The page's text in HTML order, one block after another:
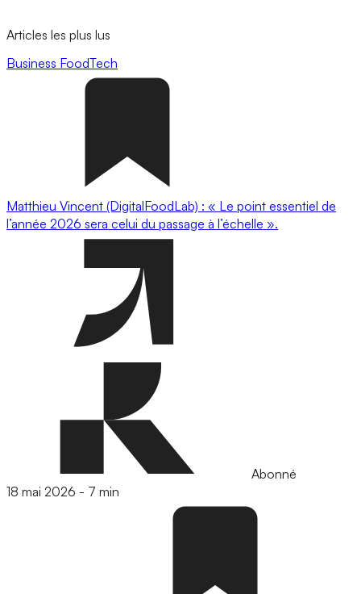
Articles les plus lus
Business FoodTech
Matthieu Vincent (DigitalFoodLab) : « Le point essentiel de
l’année 2026 sera celui du passage à l’échelle ».
Abonné
18 mai 2026 - 7 min